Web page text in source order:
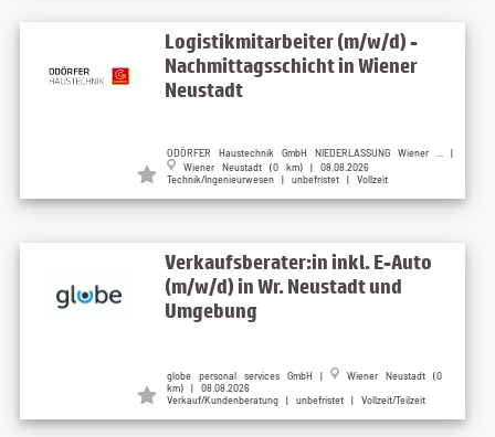
Logistikmitarbeiter (m/w/d) -
Nachmittagsschicht in Wiener
Neustadt
ODÖRFER Haustechnik GmbH NIEDERLASSUNG Wiener ... |
Wiener Neustadt (0 km) | 08.08.2026
Technik/Ingenieurwesen | unbefristet | Vollzeit
Verkaufsberater:in inkl. E-Auto
(m/w/d) in Wr. Neustadt und
Umgebung
globe personal services GmbH |
Wiener Neustadt (0
km) | 08.08.2026
Verkauf/Kundenberatung | unbefristet | Vollzeit/Teilzeit